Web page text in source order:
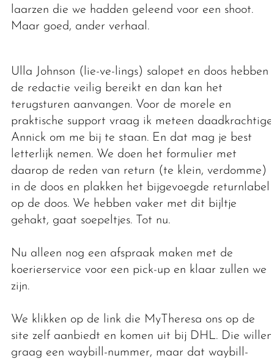
laarzen die we hadden geleend voor een shoot.
Maar goed, ander verhaal.
Ulla Johnson (lie-ve-lings) salopet en doos hebben
de redactie veilig bereikt en dan kan het
terugsturen aanvangen. Voor de morele en
praktische support vraag ik meteen daadkrachtige
Annick om me bij te staan. En dat mag je best
letterlijk nemen. We doen het formulier met
daarop de reden van return (te klein, verdomme)
in de doos en plakken het bijgevoegde returnlabel
op de doos. We hebben vaker met dit bijltje
gehakt, gaat soepeltjes. Tot nu.
Nu alleen nog een afspraak maken met de
koerierservice voor een pick-up en klaar zullen we
zijn.
We klikken op de link die MyTheresa ons op de
site zelf aanbiedt en komen uit bij DHL. Die willen
graag een waybill-nummer, maar dat waybill-